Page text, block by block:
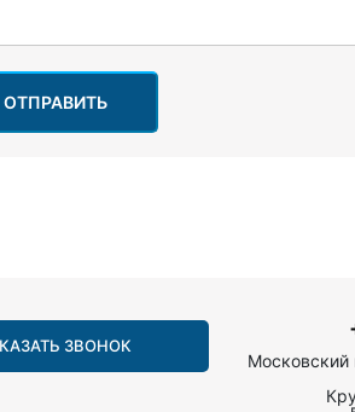
ОТПРАВИТЬ
ЗВОНОК
Московский